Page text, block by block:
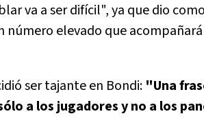
va a ser difícil", ya que dio
elevado que
ser tajante en Bondi: "Una
a los jugadores y no a los